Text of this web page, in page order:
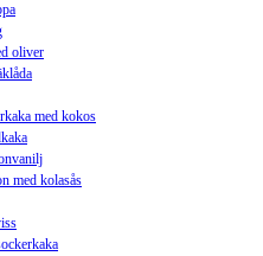
oliver
med kokos
med kolasås